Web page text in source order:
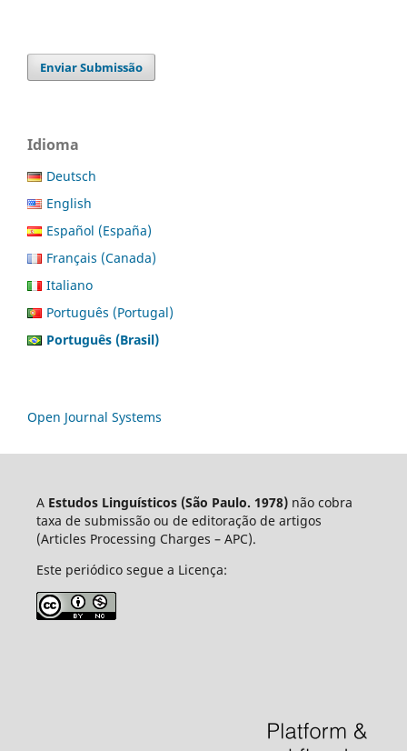
Enviar Submissão
Idioma
Deutsch
English
Español (España)
Français (Canada)
Italiano
Português (Portugal)
Português (Brasil)
Open Journal Systems
A Estudos Linguísticos (São Paulo. 1978)não cobra
taxa de submissão ou de editoração de artigos
(Articles Processing Charges – APC).
Este periódico segue a Licença: